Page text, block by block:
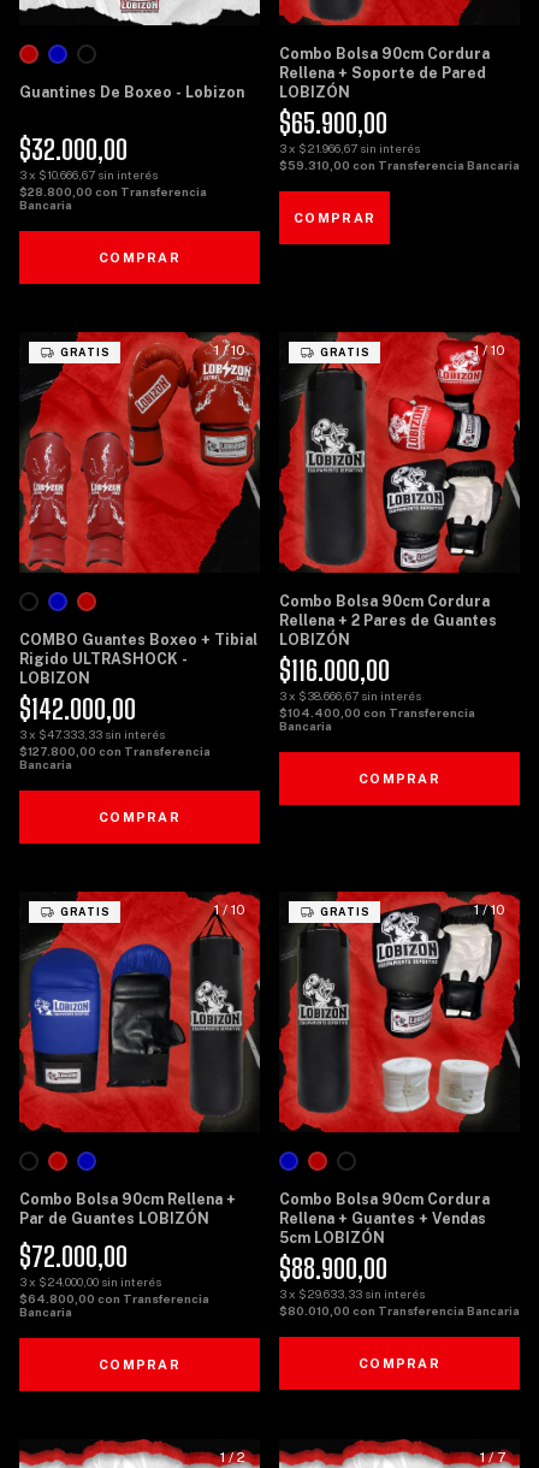
Guantines De Boxeo - Lobizon
$32.000,00
3x $10.666,67 sin interés
$28.800,00 con Transferencia
Bancaria
COMPRAR
Combo Bolsa 90cm Cordura
Rellena + Soporte de Pared
LOBIZÓN
$65.900,00
3x $21.966,67 sin interés
$59.310,00 con Transferencia Bancaria
1/10
GRATIS
COMBO Guantes Boxeo + Tibial
Rigido ULTRASHOCK -
LOBIZON
$142.000,00
3x $47.333,33 sin interés
$127.800,00 con Transferencia
Bancaria
COMPRAR
1/10
GRATIS
Combo Bolsa 90cm Cordura
Rellena + 2 Pares de Guantes
LOBIZÓN
$116.000,00
3x $38.666,67 sin interés
$104.400,00 con Transferencia
Bancaria
COMPRAR
1/ 10
GRATIS
Combo Bolsa 90cm Rellena +
Par de Guantes LOBIZÓN
$72.000,00
3x $24.000,00 sin interés
$64.800,00 con Transferencia
Bancaria
COMPRAR
1/10
GRATIS
Combo Bolsa 90cm Cordura
Rellena + Guantes + Vendas
5cm LOBIZÓN
$88.900,00
3x $29.633,33 sin interés
$80.010,00 con Transferencia Bancaria
COMPRAR
1/2 1/7